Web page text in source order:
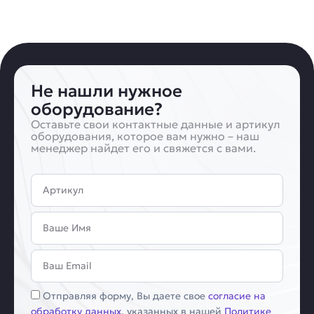
Не нашли нужное
оборудование?
Оставьте свои контактные данные и артикул
оборудования, которое вам нужно – наш
менеджер найдет его и свяжется с вами.
Артикул
Имя
Email
Соглашение
Отправляя форму, Вы даете свое согласие на
обработку данных, указанных в нашей Политике